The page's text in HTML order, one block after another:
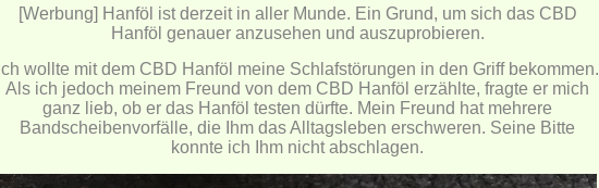
[Werbung] Hanföl ist derzeit in aller Munde. Ein Grund, um sich das CBD
Hanföl genauer anzusehen und auszuprobieren.
Ich wollte mit dem CBD Hanföl meine Schlafstörungen in den Griff bekommen.
Als ich jedoch meinem Freund von dem CBD Hanföl erzählte, fragte er mich
ganz lieb, ob er das Hanföl testen dürfte. Mein Freund hat mehrere
Bandscheibenvorfälle, die Ihm das Alltagsleben erschweren. Seine Bitte
konnte ich Ihm nicht abschlagen.